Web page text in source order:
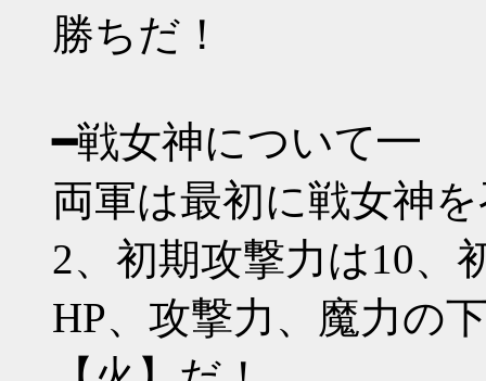
勝ちだ！
━戦女神について━
両軍は最初に戦女神
2、初期攻撃力は10、
HP、攻撃力、魔力の